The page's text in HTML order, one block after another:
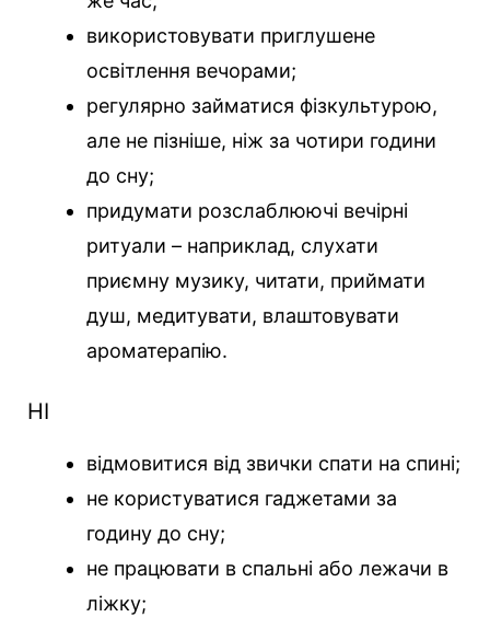
використовувати приглушене
освітлення вечорами;
регулярно займатися фізкультурою,
але не пізніше, ніж за чотири години
до сну;
придумати розслаблюючі вечірні
ритуали – наприклад, слухати
приємну музику, читати, приймати
душ, медитувати, влаштовувати
ароматерапію.
НІ
відмовитися від звички спати на спині;
не користуватися гаджетами за
годину до сну;
не працювати в спальні або лежачи в
ліжку;